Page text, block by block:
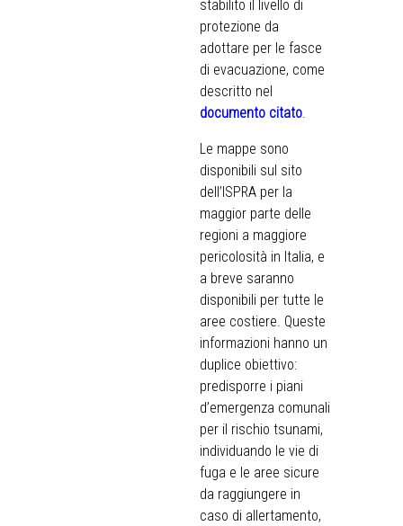
stabilito il livello di
protezione da
adottare per le fasce
di evacuazione, come
descritto nel
documento citato.
Le mappe sono
disponibili sul sito
dell’ISPRA per la
maggior parte delle
regioni a maggiore
pericolosità in Italia, e
a breve saranno
disponibili per tutte le
aree costiere. Queste
informazioni hanno un
duplice obiettivo:
predisporre i piani
d’emergenza comunali
per il rischio tsunami,
individuando le vie di
fuga e le aree sicure
da raggiungere in
caso di allertamento,